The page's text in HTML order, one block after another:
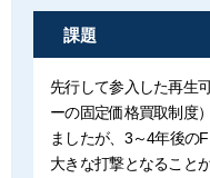
課題
先行して参入した再生
ーの固定価格買取制度
ましたが、3～4年後の
大きな打撃となること